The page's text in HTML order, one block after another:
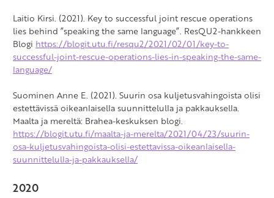
Laitio Kirsi. (2021). Key to successful joint rescue operations
lies behind ”speaking the same language”. ResQU2-hankkeen
Blogi https://blogit.utu.fi/resqu2/2021/02/01/key-to-
successful-joint-rescue-operations-lies-in-speaking-the-same-
language/
Suominen Anne E. (2021). Suurin osa kuljetusvahingoista olisi
estettävissä oikeanlaisella suunnittelulla ja pakkauksella.
Maalta ja mereltä: Brahea-keskuksen blogi.
https://blogit.utu.fi/maalta-ja-merelta/2021/04/23/suurin-
osa-kuljetusvahingoista-olisi-estettavissa-oikeanlaisella-
suunnittelulla-ja-pakkauksella/
2020